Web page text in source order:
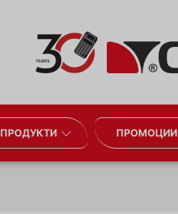
ПРОДУКТИ ПРОМОЦИИ